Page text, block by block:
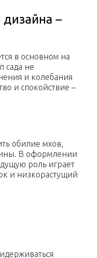
–
в основном на
сада не
и колебания
и спокойствие –
обилие мхов,
В оформлении
роль играет
и низкорастущий